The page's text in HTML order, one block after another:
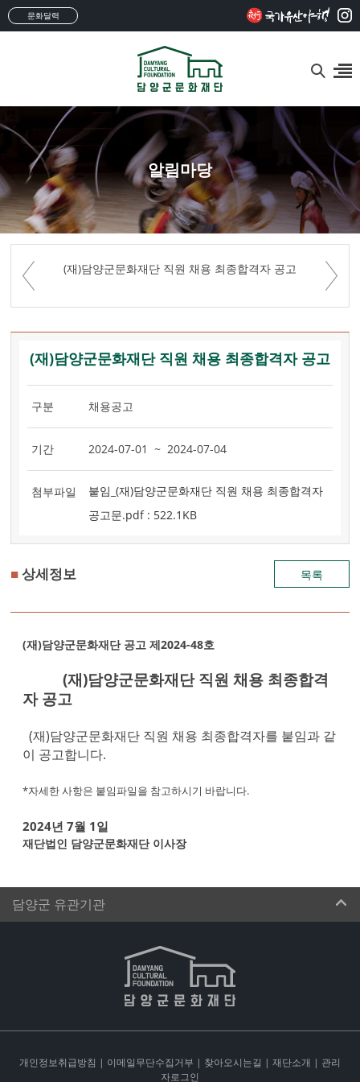
문화달력
알림마당
(재)담양군문화재단 직원 채용 최종합격자 공고
(재)담양군문화재단 직원 채용 최종합격자 공고
구분 채용공고
기간 2024-07-01 ~ 2024-07-04
첨부파일
붙임_(재)담양군문화재단 직원 채용 최종합격자
공고문.pdf : 522.1KB
■상세정보 목록
(재)담양군문화재단 공고 제2024-48호
(재)담양군문화재단 직원 채용 최종합격
자 공고
(재)담양군문화재단 직원 채용 최종합격자를 붙임과 같
이 공고합니다.
*자세한 사항은 붙임파일을 참고하시기 바랍니다.
2024년 7월 1일
재단법인 담양군문화재단 이사장
담양군 유관기관
개인정보취급방침 | 이메일무단수집거부 | 찾아오시는길 | 재단소개 | 관리
자로그인